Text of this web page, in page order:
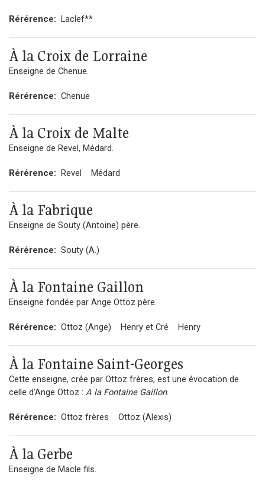
Rérérence: Laclef**
À la Croix de Lorraine
Enseigne de Chenue.
Rérérence: Chenue
À la Croix de Malte
Enseigne de Revel, Médard.
Rérérence: Revel Médard
À la Fabrique
Enseigne de Souty (Antoine) père.
Rérérence: Souty (A.)
À la Fontaine Gaillon
Enseigne fondée par Ange Ottoz père.
Rérérence: Ottoz (Ange) Henry et Cré Henry
À la Fontaine Saint-Georges
Cette enseigne, crée par Ottoz frères, est une évocation de
celle d'Ange Ottoz : A la Fontaine Gaillon.
Rérérence: Ottoz frères Ottoz (Alexis)
À la Gerbe
Enseigne de Macle fils.